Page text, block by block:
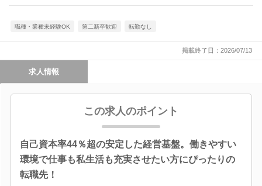
職種・業種未経験OK 第二新卒歓迎 転勤なし
掲載終了日：2026/07/13
求人情報
この求人のポイント
自己資本率44％超の安定した経営基盤。働きやすい
環境で仕事も私生活も充実させたい方にぴったりの
転職先！